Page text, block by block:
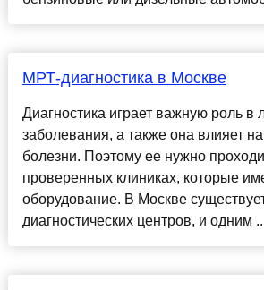
МРТ-диагностика в Москве
Диагностика играет важную роль в
заболевания, а также она влияет
болезни. Поэтому ее нужно
проверенных клиниках, которые
оборудование. В Москве
диагностических центров, и одним